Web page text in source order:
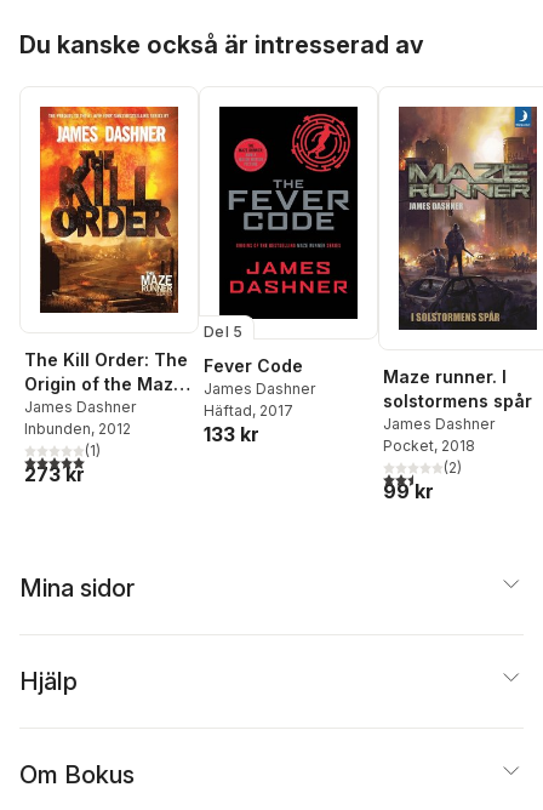
Du kanske också är intresserad av
The Kill Order: The
Origin of the Maze
Runner
James Dashner
Inbunden, 2012
5,0utav 5 stjärnor. Totalt antal röster:
(1)
273 kr
Del 5
Fever Code
James Dashner
Häftad, 2017
133 kr
Maze runner. I
solstormens spår
James Dashner
Pocket, 2018
2,5utav 5 stjärnor.
(2)
99 kr
Mina sidor
Hjälp
Om Bokus